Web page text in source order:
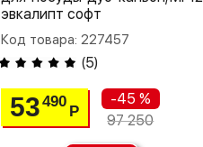
эвкалипт софт
Код товара: 227457
(5)
53490
Р
-45 %
97 250